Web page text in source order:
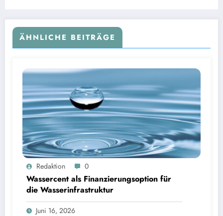
ÄHNLICHE BEITRÄGE
StarnbergRedaktion 0
Wassercent als Finanzierungsoption für
die Wasserinfrastruktur
Juni 16, 2026